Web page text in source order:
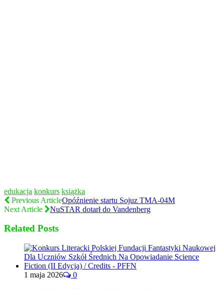
edukacja konkurs książka
Previous ArticleOpóźnienie startu Sojuz TMA-04M
Next Article
NuSTAR dotarł do Vandenberg
Related Posts
1 maja 2026 0